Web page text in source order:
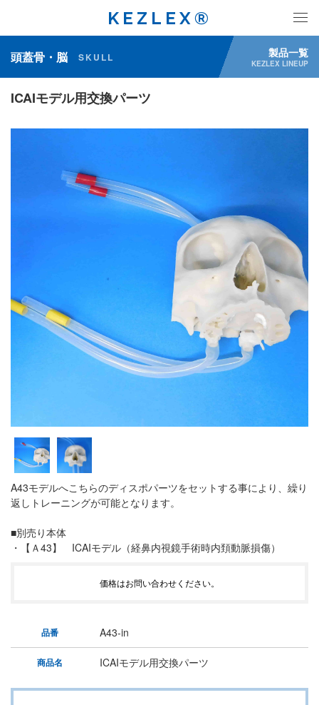
KEZLEX®
頭蓋骨・脳 SKULL 製品一覧
KEZLEX LINEUP
ICAIモデル用交換パーツ
A43モデルへこちらのディスポパーツをセットする事により、繰り
返しトレーニングが可能となります。
■別売り本体
・【Ａ43】 ICAIモデル（経鼻内視鏡手術時内頚動脈損傷）
価格はお問い合わせください。
品番 A43-in
商品名 ICAIモデル用交換パーツ